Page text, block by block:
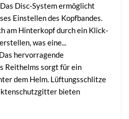
Disc-System ermöglicht
Einstellen des Kopfbandes.
am Hinterkopf durch ein Klick-
was eine...
hervorragende
Reithelms sorgt für ein
dem Helm. Lüftungsschlitze
bieten